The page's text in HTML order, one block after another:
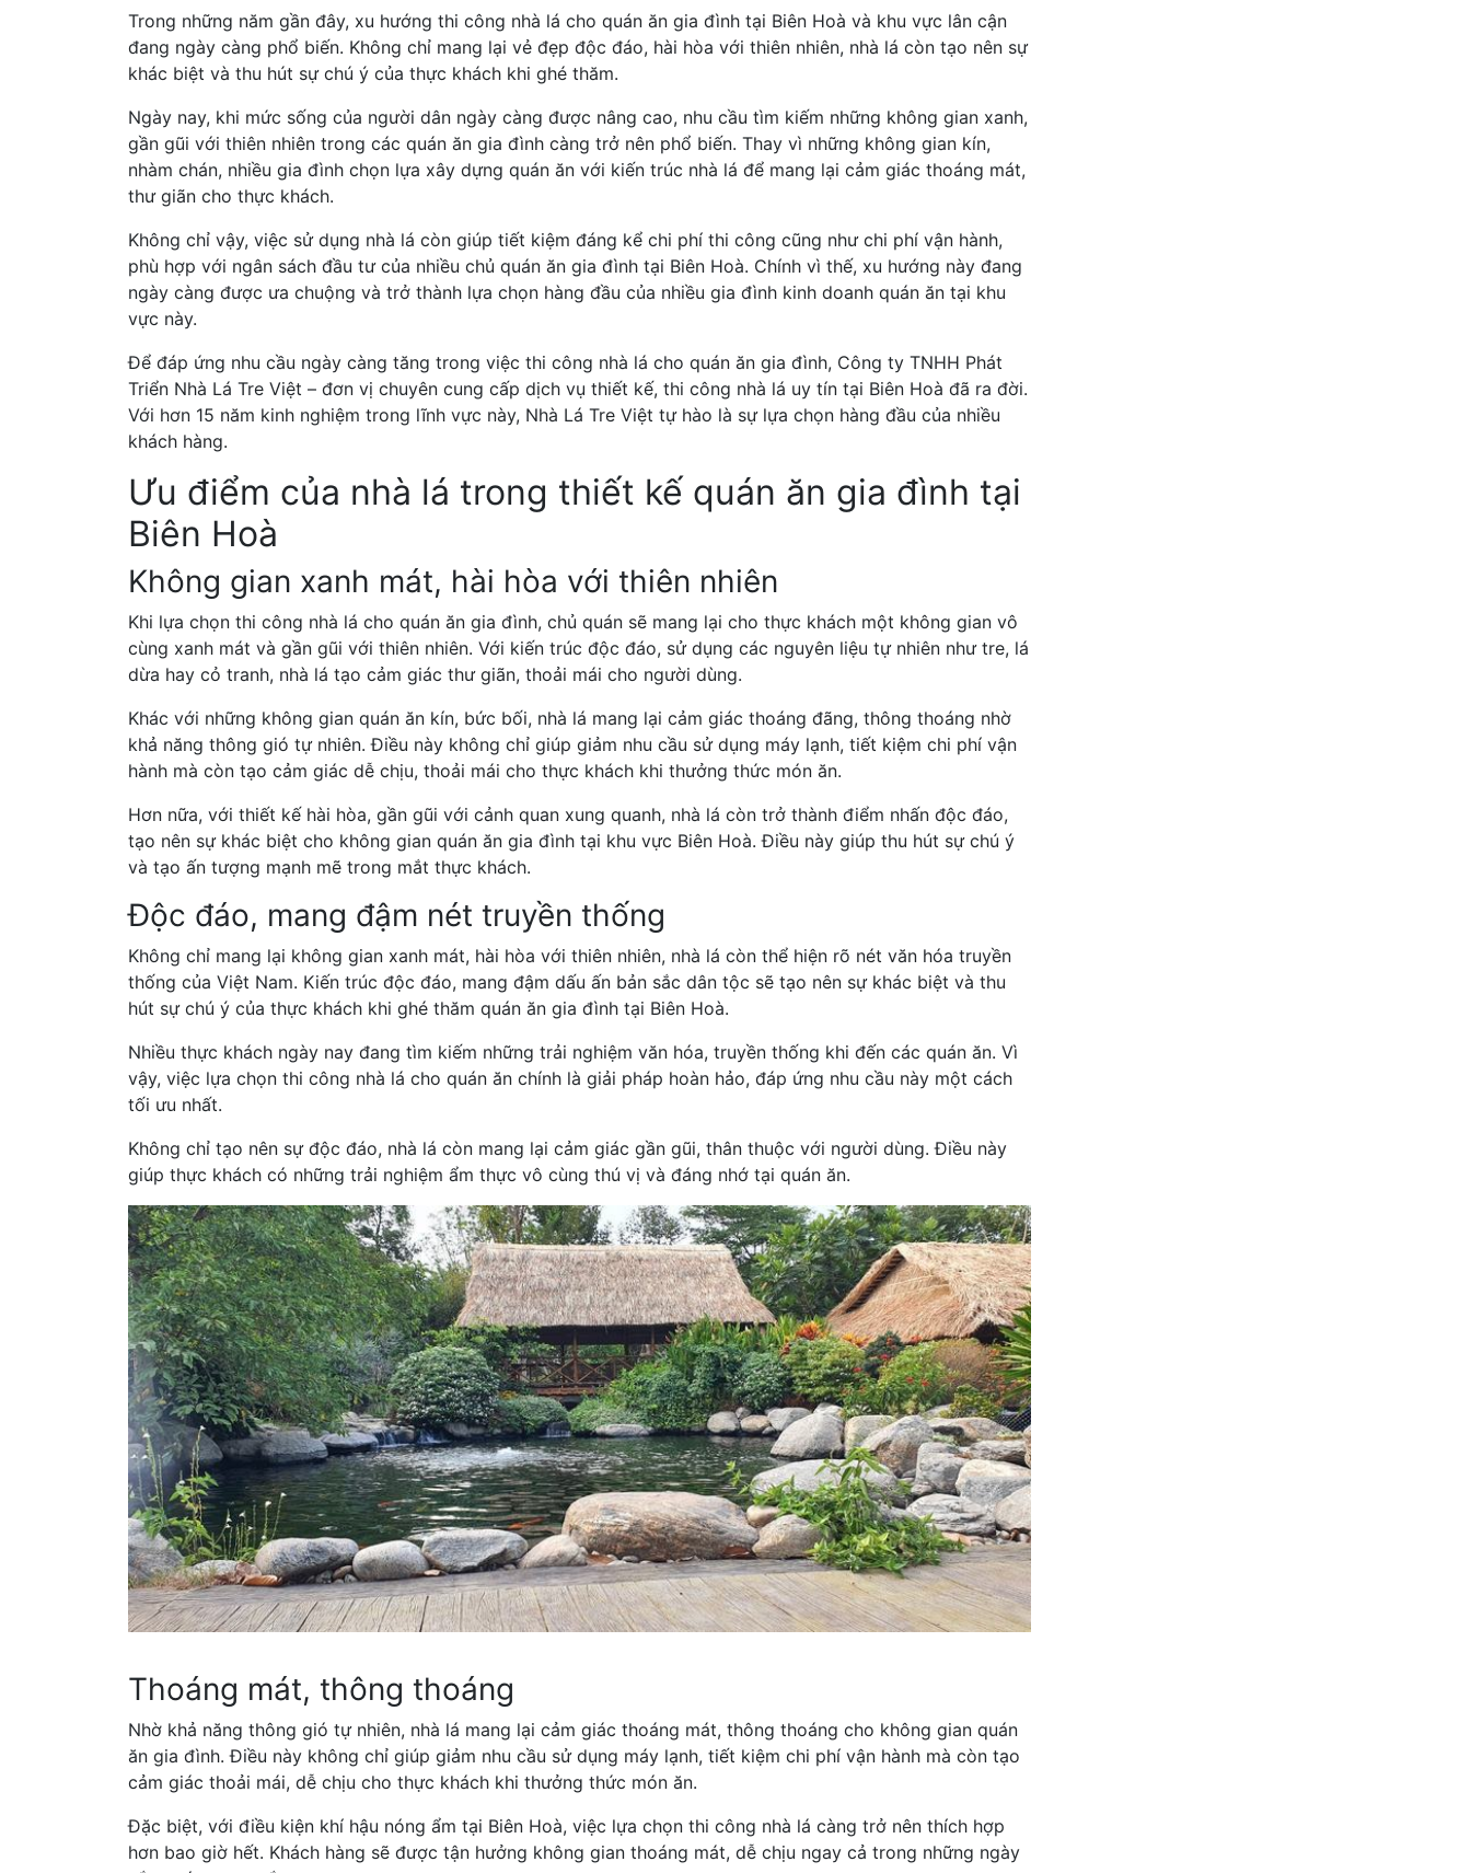
Trong những năm gần đây, xu hướng thi công nhà lá cho quán ăn gia đình tại Biên Hoà và khu vực lân cận
đang ngày càng phổ biến. Không chỉ mang lại vẻ đẹp độc đáo, hài hòa với thiên nhiên, nhà lá còn tạo nên sự
khác biệt và thu hút sự chú ý của thực khách khi ghé thăm.
Ngày nay, khi mức sống của người dân ngày càng được nâng cao, nhu cầu tìm kiếm những không gian xanh,
gần gũi với thiên nhiên trong các quán ăn gia đình càng trở nên phổ biến. Thay vì những không gian kín,
nhàm chán, nhiều gia đình chọn lựa xây dựng quán ăn với kiến trúc nhà lá để mang lại cảm giác thoáng mát,
thư giãn cho thực khách.
Không chỉ vậy, việc sử dụng nhà lá còn giúp tiết kiệm đáng kể chi phí thi công cũng như chi phí vận hành,
phù hợp với ngân sách đầu tư của nhiều chủ quán ăn gia đình tại Biên Hoà. Chính vì thế, xu hướng này đang
ngày càng được ưa chuộng và trở thành lựa chọn hàng đầu của nhiều gia đình kinh doanh quán ăn tại khu
vực này.
Để đáp ứng nhu cầu ngày càng tăng trong việc thi công nhà lá cho quán ăn gia đình, Công ty TNHH Phát
Triển Nhà Lá Tre Việt – đơn vị chuyên cung cấp dịch vụ thiết kế, thi công nhà lá uy tín tại Biên Hoà đã ra đời.
Với hơn 15 năm kinh nghiệm trong lĩnh vực này, Nhà Lá Tre Việt tự hào là sự lựa chọn hàng đầu của nhiều
khách hàng.
Ưu điểm của nhà lá trong thiết kế quán ăn gia đình tại
Biên Hoà
Không gian xanh mát, hài hòa với thiên nhiên
Khi lựa chọn thi công nhà lá cho quán ăn gia đình, chủ quán sẽ mang lại cho thực khách một không gian vô
cùng xanh mát và gần gũi với thiên nhiên. Với kiến trúc độc đáo, sử dụng các nguyên liệu tự nhiên như tre, lá
dừa hay cỏ tranh, nhà lá tạo cảm giác thư giãn, thoải mái cho người dùng.
Khác với những không gian quán ăn kín, bức bối, nhà lá mang lại cảm giác thoáng đãng, thông thoáng nhờ
khả năng thông gió tự nhiên. Điều này không chỉ giúp giảm nhu cầu sử dụng máy lạnh, tiết kiệm chi phí vận
hành mà còn tạo cảm giác dễ chịu, thoải mái cho thực khách khi thưởng thức món ăn.
Hơn nữa, với thiết kế hài hòa, gần gũi với cảnh quan xung quanh, nhà lá còn trở thành điểm nhấn độc đáo,
tạo nên sự khác biệt cho không gian quán ăn gia đình tại khu vực Biên Hoà. Điều này giúp thu hút sự chú ý
và tạo ấn tượng mạnh mẽ trong mắt thực khách.
Độc đáo, mang đậm nét truyền thống
Không chỉ mang lại không gian xanh mát, hài hòa với thiên nhiên, nhà lá còn thể hiện rõ nét văn hóa truyền
thống của Việt Nam. Kiến trúc độc đáo, mang đậm dấu ấn bản sắc dân tộc sẽ tạo nên sự khác biệt và thu
hút sự chú ý của thực khách khi ghé thăm quán ăn gia đình tại Biên Hoà.
Nhiều thực khách ngày nay đang tìm kiếm những trải nghiệm văn hóa, truyền thống khi đến các quán ăn. Vì
vậy, việc lựa chọn thi công nhà lá cho quán ăn chính là giải pháp hoàn hảo, đáp ứng nhu cầu này một cách
tối ưu nhất.
Không chỉ tạo nên sự độc đáo, nhà lá còn mang lại cảm giác gần gũi, thân thuộc với người dùng. Điều này
giúp thực khách có những trải nghiệm ẩm thực vô cùng thú vị và đáng nhớ tại quán ăn.
Thoáng mát, thông thoáng
Nhờ khả năng thông gió tự nhiên, nhà lá mang lại cảm giác thoáng mát, thông thoáng cho không gian quán
ăn gia đình. Điều này không chỉ giúp giảm nhu cầu sử dụng máy lạnh, tiết kiệm chi phí vận hành mà còn tạo
cảm giác thoải mái, dễ chịu cho thực khách khi thưởng thức món ăn.
Đặc biệt, với điều kiện khí hậu nóng ẩm tại Biên Hoà, việc lựa chọn thi công nhà lá càng trở nên thích hợp
hơn bao giờ hết. Khách hàng sẽ được tận hưởng không gian thoáng mát, dễ chịu ngay cả trong những ngày